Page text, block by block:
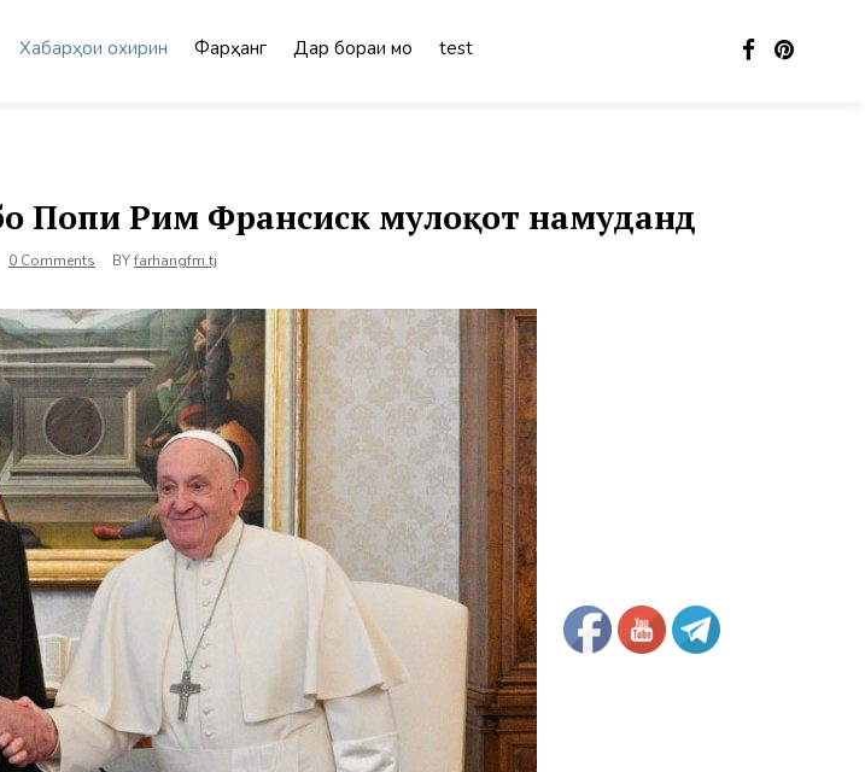
Хабарҳои охирин Фарҳанг Дар бораи мо test
Попи Рим Франсиск мулоқот намуданд
0 Comments BYfarhangfm.tj